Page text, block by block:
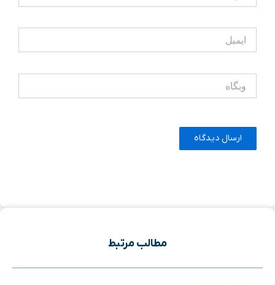
مطالب مرتبط